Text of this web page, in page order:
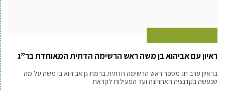
9 ביולי 2015 עמי שרון
ראיון עם אביהוא בן משה ראש הרשימה הדתית המאוחדת בר”ג
בראיון ערב חג מספר ראש הרשימה הדתית ברמת גן אביהוא בן משה על מה
שנעשה בקדנציה האחרונה ועל הפעילות לקראת